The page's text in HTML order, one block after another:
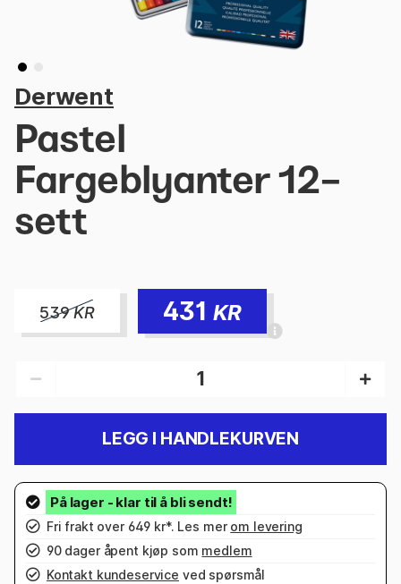
Derwent
Pastel
Fargeblyanter 12-
sett
539KR 431 KR
LEGG I HANDLEKURVEN
Fri frakt over 649 kr*. Les mer om levering
90 dager åpent kjøp som medlem
Kontakt kundeservice ved spørsmål